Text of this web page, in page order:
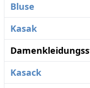
Bluse
Kasak
Kasack